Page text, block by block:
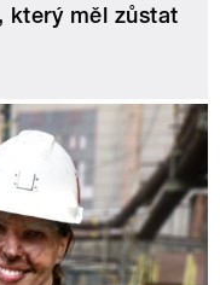
který měl zůstat